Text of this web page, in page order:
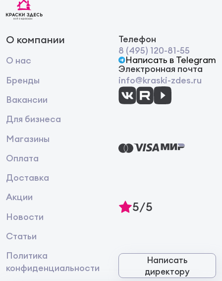
О компании
О нас
Бренды
Вакансии
Для бизнеса
Магазины
Оплата
Доставка
Акции
Новости
Статьи
Политика
конфиденциальности
Телефон
8 (495) 120-81-55
Написать в Telegram
Электронная почта
info@kraski-zdes.ru
5/5
Написать
директору